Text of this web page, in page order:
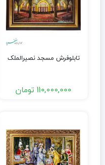
تابلوفرش مسجد نصیرالملک
110,000,000 تومان